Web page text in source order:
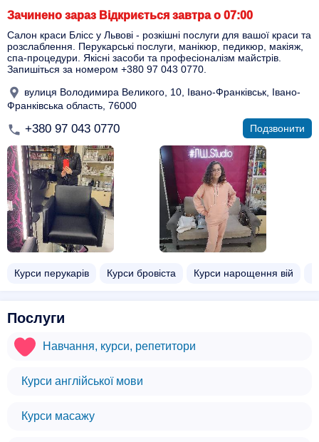
Зачинено зараз Відкриється завтра о 07:00
Салон краси Блісс у Львові - розкішні послуги для вашої краси та
розслаблення. Перукарські послуги, манікюр, педикюр, макіяж,
спа-процедури. Якісні засоби та професіоналізм майстрів.
Запишіться за номером +380 97 043 0770.
вулиця Володимира Великого, 10, Івано-Франківськ, Івано-
Франківська область, 76000
+380 97 043 0770 Подзвонити
Курси перукарів Курси бровіста Курси нарощення вій
Послуги
Навчання, курси, репетитори
Курси англійської мови
Курси масажу